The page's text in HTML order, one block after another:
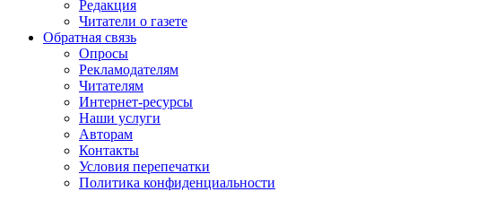
Редакция
Читатели о газете
Обратная связь
Опросы
Рекламодателям
Читателям
Интернет-ресурсы
Наши услуги
Авторам
Контакты
Условия перепечатки
Политика конфиденциальности